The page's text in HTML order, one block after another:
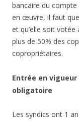
bancaire du
en œuvre, il faut
et qu’elle soit
plus de 50% des
copropriétaires.
Entrée en
obligatoire
Les syndics ont 1